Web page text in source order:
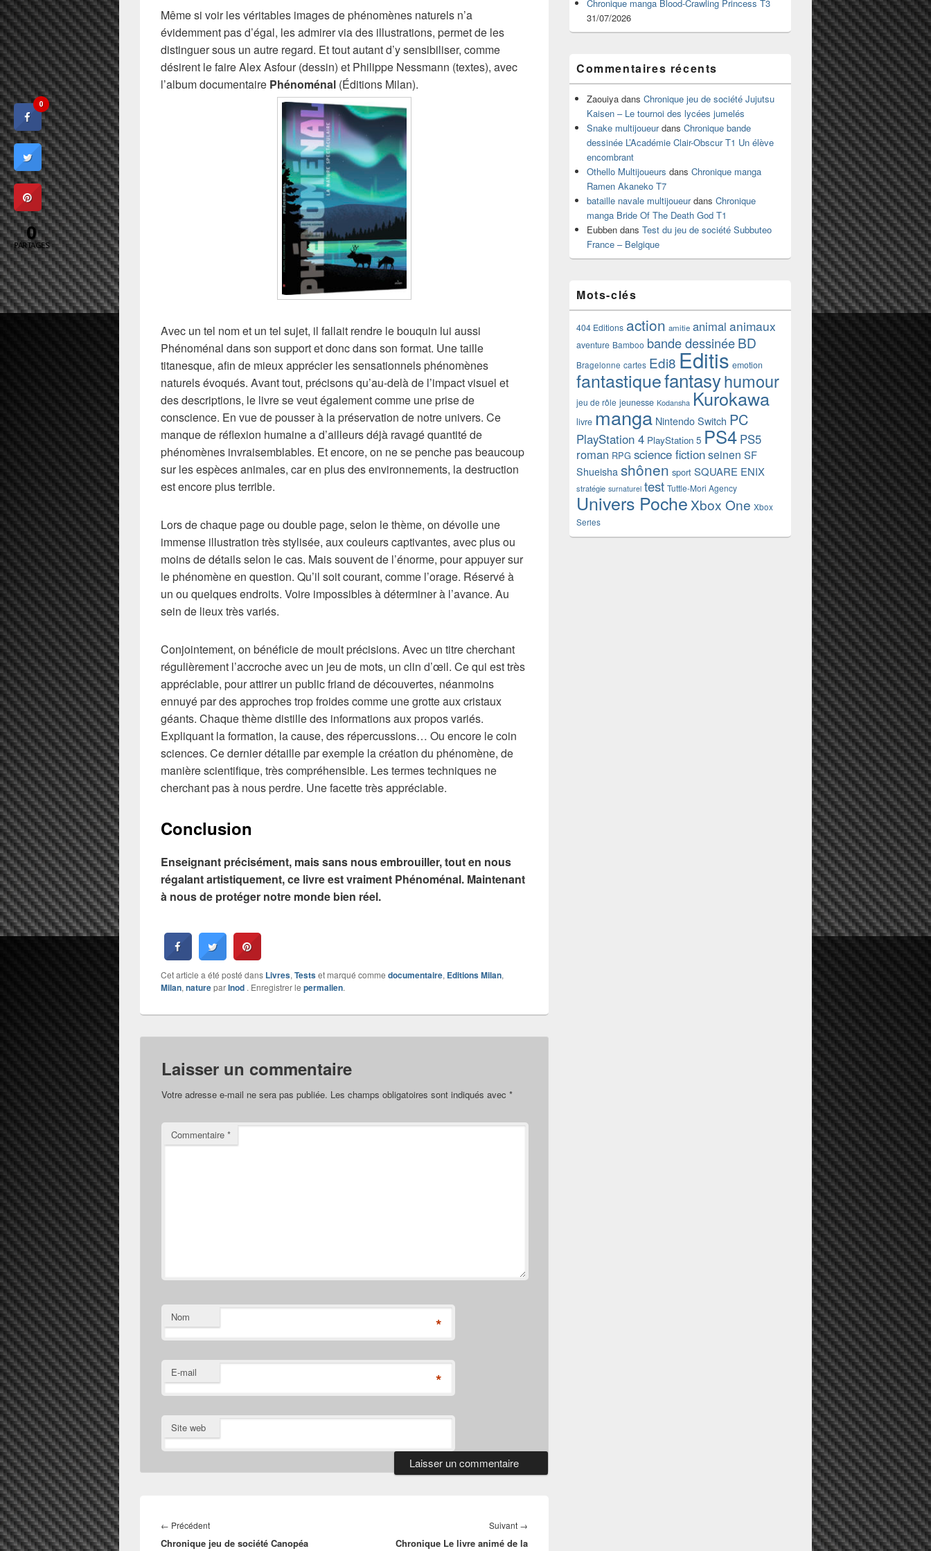
Même si voir les véritables images de phénomènes naturels n’a
évidemment pas d’égal, les admirer via des illustrations, permet de les
distinguer sous un autre regard. Et tout autant d’y sensibiliser, comme
désirent le faire Alex Asfour (dessin) et Philippe Nessmann (textes), avec
l’album documentaire Phénoménal (Éditions Milan).
Avec un tel nom et un tel sujet, il fallait rendre le bouquin lui aussi
Phénoménal dans son support et donc dans son format. Une taille
titanesque, afin de mieux apprécier les sensationnels phénomènes
naturels évoqués. Avant tout, précisons qu’au-delà de l’impact visuel et
des descriptions, le livre se veut également comme une prise de
conscience. En vue de pousser à la préservation de notre univers. Ce
manque de réflexion humaine a d’ailleurs déjà ravagé quantité de
phénomènes invraisemblables. Et encore, on ne se penche pas beaucoup
sur les espèces animales, car en plus des environnements, la destruction
est encore plus terrible.
Lors de chaque page ou double page, selon le thème, on dévoile une
immense illustration très stylisée, aux couleurs captivantes, avec plus ou
moins de détails selon le cas. Mais souvent de l’énorme, pour appuyer sur
le phénomène en question. Qu’il soit courant, comme l’orage. Réservé à
un ou quelques endroits. Voire impossibles à déterminer à l’avance. Au
sein de lieux très variés.
Conjointement, on bénéficie de moult précisions. Avec un titre cherchant
régulièrement l’accroche avec un jeu de mots, un clin d’œil. Ce qui est très
appréciable, pour attirer un public friand de découvertes, néanmoins
ennuyé par des approches trop froides comme une grotte aux cristaux
géants. Chaque thème distille des informations aux propos variés.
Expliquant la formation, la cause, des répercussions… Ou encore le coin
sciences. Ce dernier détaille par exemple la création du phénomène, de
manière scientifique, très compréhensible. Les termes techniques ne
cherchant pas à nous perdre. Une facette très appréciable.
Conclusion
Enseignant précisément, mais sans nous embrouiller, tout en nous
régalant artistiquement, ce livre est vraiment Phénoménal. Maintenant
à nous de protéger notre monde bien réel.
Cet article a été posté dans Livres, Testset marqué comme documentaire, Editions Milan,
Milan, natureparInod . Enregistrer le permalien.
Laisser un commentaire
Votre adresse e-mail ne sera pas publiée. Les champs obligatoires sont indiqués avec *
Commentaire *
Nom *
E-mail *
Site web
de
l’article
← PrécédentArticle
précédent :
Chronique jeu de société Canopéa
Suivant →
suivant :
Chronique Le livre animé de la
Chronique manga Blood-Crawling Princess T3
31/07/2026
Commentaires récents
Zaouiya dans Chronique jeu de société Jujutsu
Kaisen – Le tournoi des lycées jumelés
Snake multijoueurdans Chronique bande
dessinée L’Académie Clair-Obscur T1 Un élève
encombrant
Othello Multijoueurs dans Chronique manga
Ramen Akaneko T7
bataille navale multijoueurdans Chronique
manga Bride Of The Death God T1
Eubben dans Test du jeu de société Subbuteo
France – Belgique
Mots-clés
404 Editions action amitie animal animaux
aventure Bamboo bande dessinéeBD
Bragelonne cartes Edi8 Editis emotion
fantastiquefantasyhumour
jeu de rôle jeunesse Kodansha Kurokawa
livre manga Nintendo Switch PC
PlayStation 4 PlayStation 5 PS4 PS5
roman RPG science fictionseinen SF
Shueisha shônen sport SQUARE ENIX
stratégie surnaturel test Tuttle-Mori Agency
Univers Poche Xbox One Xbox
Series
0
0
PARTAGES